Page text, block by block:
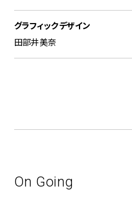
グラフィックデザイン
田部井美奈
On Going